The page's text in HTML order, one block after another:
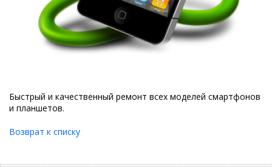
Быстрый и качественный ремонт всех моделей смартфонов
и планшетов.
Возврат к списку